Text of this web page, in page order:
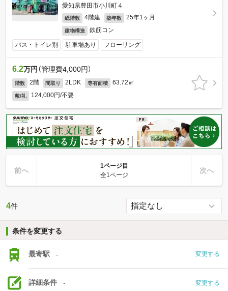
愛知県豊田市小川町４
総階数 4階建 築年数 25年1ヶ月
建物構造 鉄筋コン
バス・トイレ別 駐車場あり フローリング
6.2万円 （管理費4,000円）
階数 2階 間取り 2LDK 専有面積 63.72㎡
敷/礼 124,000円/不要
前へ
1ページ目
全1ページ
次へ
4件
条件を変更する
最寄駅 - 変更する
詳細条件 - 変更する